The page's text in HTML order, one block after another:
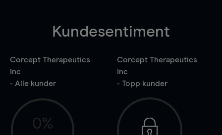
Kundesentiment
Corcept Therapeutics
Inc
- Alle kunder
0%
Corcept Therapeutics
Inc
- Topp kunder